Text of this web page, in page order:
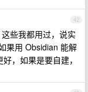
42
些我都用过，说实
果用 Obsidian 能解
，如果是要自建，